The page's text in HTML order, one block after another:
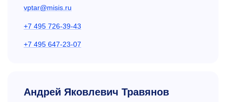
vptar@misis.ru
+7 495 726-39-43
+7 495 647-23-07
Андрей Яковлевич Травянов